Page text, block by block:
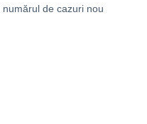
de cazuri nou